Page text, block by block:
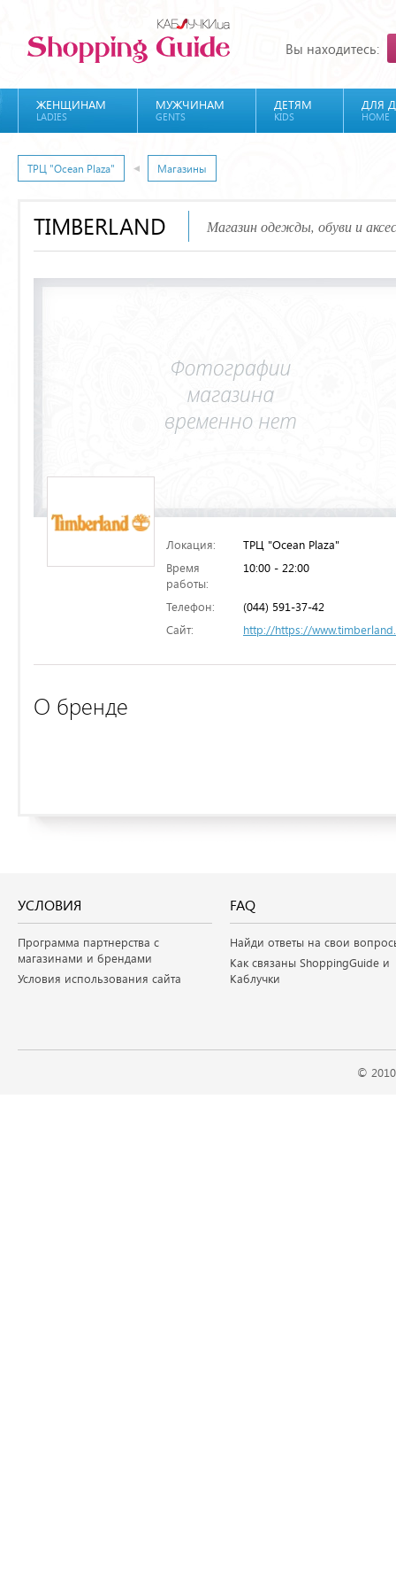
Вы находитесь:
ЖЕНЩИНАМ
LADIES
МУЖЧИНАМ
GENTS
ДЕТЯМ
KIDS
ДЛЯ
HOME
ТРЦ "Ocean Plaza" Магазины
TIMBERLAND Магазин одежды, обуви и
Локация:
ТРЦ "Ocean Plaza"
Время
работы:
10:00 - 22:00
Телефон:
(044) 591-37-42
Сайт:
http://https://
О бренде
УСЛОВИЯ
Программа партнерства с
магазинами и брендами
Условия использования сайта
FAQ
Найди ответы на свои
Как связаны ShoppingGuide и
Каблучки
©